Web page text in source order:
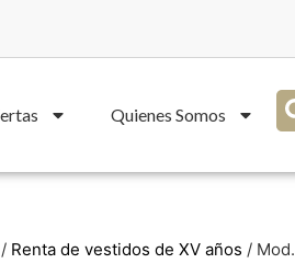
Quienes Somos
/ Renta de vestidos de XV años /